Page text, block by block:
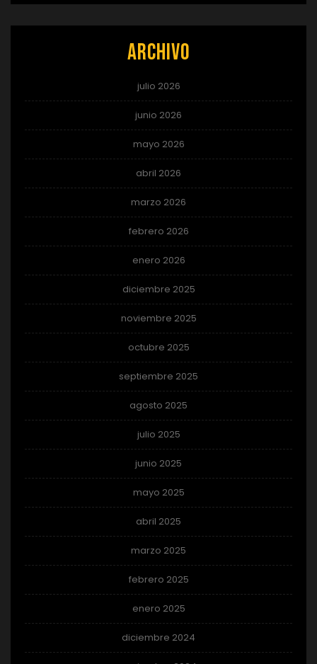
Archivo
julio 2026
junio 2026
mayo 2026
abril 2026
marzo 2026
febrero 2026
enero 2026
diciembre 2025
noviembre 2025
octubre 2025
septiembre 2025
agosto 2025
julio 2025
junio 2025
mayo 2025
abril 2025
marzo 2025
febrero 2025
enero 2025
diciembre 2024